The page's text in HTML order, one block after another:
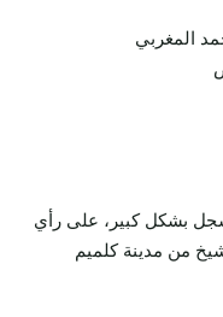
المغربي
بشكل كبير، على رأي
من مدينة كلميم